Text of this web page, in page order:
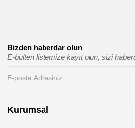
Bizden haberdar olun
E-bülten listemize kayıt olun, sizi
Kurumsal